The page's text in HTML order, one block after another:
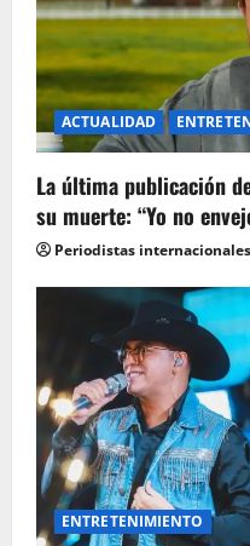
ACTUALIDAD
La última publicación
su muerte: “Yo no
Periodistas internacionales
ENTRETENIMIENTO